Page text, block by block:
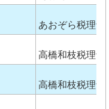
あおぞら税理士
高橋和枝税理士
高橋和枝税理士